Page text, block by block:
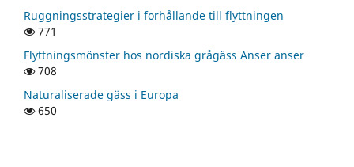
Ruggningsstrategier i forhållande till flyttningen
771
Flyttningsmönster hos nordiska grågäss Anser anser
708
Naturaliserade gäss i Europa
650